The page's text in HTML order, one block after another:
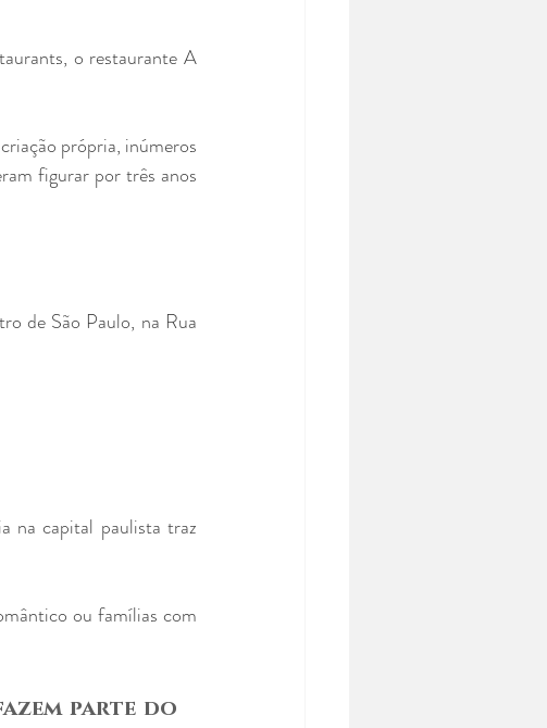
o restaurante A
própria, inúmeros
figurar por três anos
de São Paulo, na Rua
na capital paulista traz
ou famílias com
parte do